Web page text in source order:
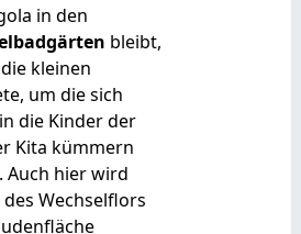
in den
bleibt,
kleinen
um die sich
die Kinder der
Kita kümmern
Auch hier wird
Wechselflors